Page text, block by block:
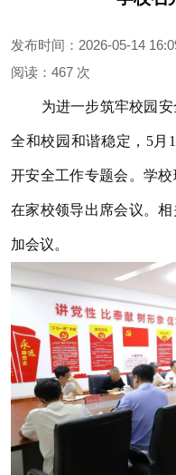
发布时间：2026-05-14
阅读：467 次
为进一步筑牢校园
全和校园和谐稳定，5月
开安全工作专题会。学
在家校领导出席会议。
加会议。